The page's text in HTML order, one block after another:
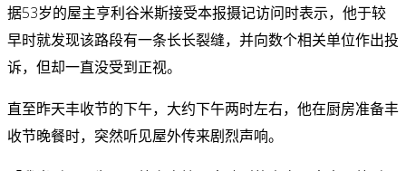
据53岁的屋主亨利谷米斯接受本报摄记访问时表示，他于较
早时就发现该路段有一条长长裂缝，并向数个相关单位作出投
诉，但却一直没受到正视。
直至昨天丰收节的下午，大约下午两时左右，他在厨房准备丰
收节晚餐时，突然听见屋外传来剧烈声响。